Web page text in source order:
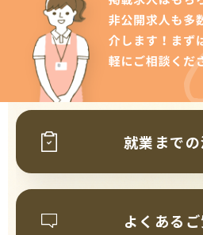
就業まで
よくある